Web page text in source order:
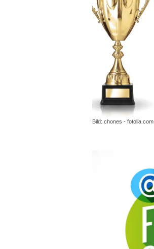
Bild: chones - fotolia.com